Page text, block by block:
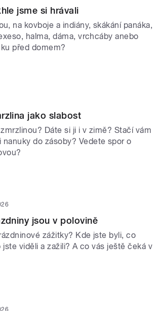
jsme si hrávali
na kovboje a indiány, skákání panáka,
halma, dáma, vrchcáby anebo
před domem?
jako slabost
Dáte si ji i v zimě? Stačí vám
do zásoby? Vedete spor o
jsou v polovině
zážitky? Kde jste byli, co
viděli a zažili? A co vás ještě čeká v